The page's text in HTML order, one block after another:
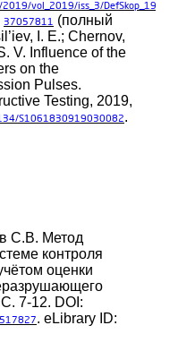
2019/vol_2019/iss_3/
37057811 (полный
I. E.; Chernov,
V. Influence of the
on the
Pulses.
Testing, 2019,
S1061830919030082.
С.В. Метод
контроля
оценки
7-12. DOI:
. eLibrary ID: